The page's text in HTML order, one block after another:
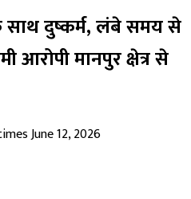
दुष्कर्म, लंबे समय से
आरोपी मानपुर क्षेत्र से
Send
June 12, 2026